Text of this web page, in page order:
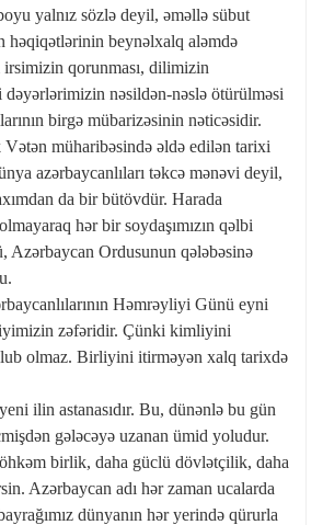
yalnız sözlə deyil, əməllə sübut
həqiqətlərinin beynəlxalq aləmdə
irsimizin qorunması, dilimizin
dəyərlərimizin nəsildən-nəslə ötürülməsi
birgə mübarizəsinin nəticəsidir.
müharibəsində əldə edilən tarixi
azərbaycanlıları təkcə mənəvi deyil,
da bir bütövdür. Harada
hər bir soydaşımızın qəlbi
Azərbaycan Ordusunun qələbəsinə
Həmrəyliyi Günü eyni
zəfəridir. Çünki kimliyini
olmaz. Birliyini itirməyən xalq tarixdə
ilin astanasıdır. Bu, dünənlə bu gün
gələcəyə uzanan ümid yoludur.
birlik, daha güclü dövlətçilik, daha
Azərbaycan adı hər zaman ucalarda
dünyanın hər yerində qürurla